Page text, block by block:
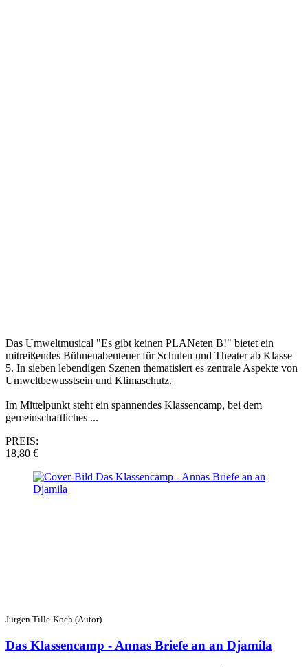
Das Umweltmusical "Es gibt keinen PLANeten B!" bietet ein
mitreißendes Bühnenabenteuer für Schulen und Theater ab Klasse
5. In sieben lebendigen Szenen thematisiert es zentrale Aspekte von
Umweltbewusstsein und Klimaschutz.
Im Mittelpunkt steht ein spannendes Klassencamp, bei dem
gemeinschaftliches ...
PREIS:
18,80 €
Jürgen Tille-Koch (Autor)
Das Klassencamp - Annas Briefe an an Djamila